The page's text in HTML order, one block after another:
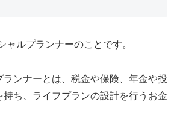
ャルプランナーのことです。
ランナーとは、税金や保険、年金や投
持ち、ライフプランの設計を行うお金